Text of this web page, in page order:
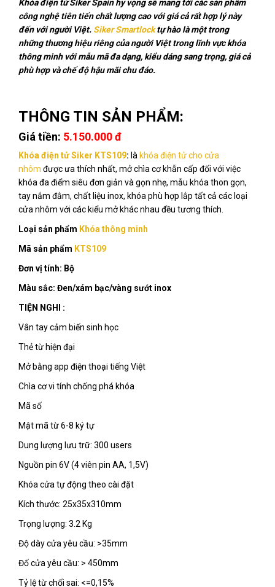
Khóa điện tử Siker Spain hy vọng sẽ mang tới các sản phẩm
công nghệ tiên tiến chất lượng cao với giá cả rất hợp lý này
đến với người Việt. Siker Smartlocktự hào là một trong
những thương hiệu riêng của người Việt trong lĩnh vực khóa
thông minh với mẫu mã đa dạng, kiểu dáng sang trọng, giá cả
phù hợp và chế độ hậu mãi chu đáo.
THÔNG TIN SẢN PHẨM:
Giá tiền: 5.150.000 đ
Khóa điện tử Siker KTS109: là khóa điện tử cho cửa
nhôm được ưa thích nhất, mở chìa cơ khẫn cấp đối với việc
khóa đa điểm siêu đơn giản và gọn nhẹ, mẫu khóa thon gọn,
tay nắm đằm, chất liệu inox, khóa phù hợp lắp tất cả các loại
cửa nhôm với các kiểu mở khác nhau đều tương thích.
Loại sản phẩm Khóa thông minh
Mã sản phẩm KTS109
Đơn vị tính: Bộ
Màu sắc: Đen/xám bạc/vàng sướt inox
TIỆN NGHI :
Vân tay cảm biến sinh học
Thẻ từ hiện đại
Mở bằng app điện thoại tiếng Việt
Chìa cơ vi tính chống phá khóa
Mã số
Mật mã từ 6-8 ký tự
Dung lượng lưu trữ: 300 users
Nguồn pin 6V (4 viên pin AA, 1,5V)
Khóa cửa tự động theo cài đặt
Kích thước: 25x35x310mm
Trọng lượng: 3.2 Kg
Độ dày cửa yêu cầu: >35mm
Đố cửa yêu cầu: > 450mm
Tỷ lệ từ chối sai: <=0,15%